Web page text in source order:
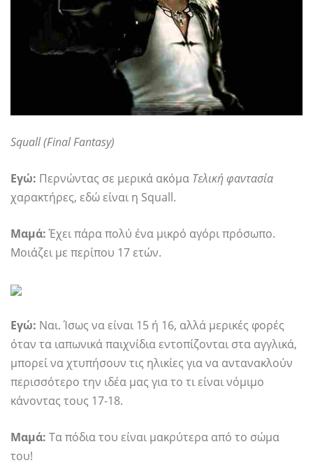
Squall (Final Fantasy)
Εγώ: Περνώντας σε μερικά ακόμα Τελική φαντασία
χαρακτήρες, εδώ είναι η Squall.
Μαμά:Έχει πάρα πολύ ένα μικρό αγόρι πρόσωπο.
Μοιάζει με περίπου 17 ετών.
Εγώ: Ναι. Ίσως να είναι 15 ή 16, αλλά μερικές φορές
όταν τα ιαπωνικά παιχνίδια εντοπίζονται στα αγγλικά,
μπορεί να χτυπήσουν τις ηλικίες για να αντανακλούν
περισσότερο την ιδέα μας για το τι είναι νόμιμο
κάνοντας τους 17-18.
Μαμά: Τα πόδια του είναι μακρύτερα από το σώμα
του!